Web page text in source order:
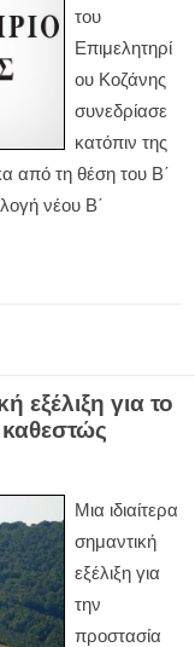
του
Επιμελητηρί
ου Κοζάνης
συνεδρίασε
κατόπιν της
από τη θέση του Β΄
νέου Β΄
εξέλιξη για το
Μια ιδιαίτερα
σημαντική
εξέλιξη για
την
προστασία